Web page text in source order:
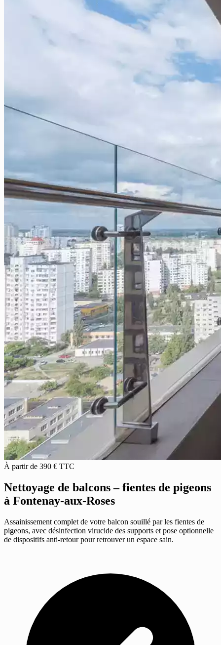
À partir de 390 € TTC
Nettoyage de balcons – fientes de pigeons
à Fontenay-aux-Roses
Assainissement complet de votre balcon souillé par les fientes de
pigeons, avec désinfection virucide des supports et pose optionnelle
de dispositifs anti-retour pour retrouver un espace sain.